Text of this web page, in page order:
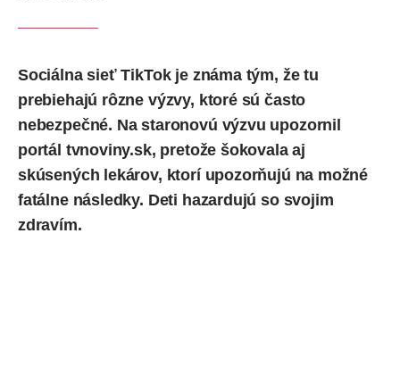
Sociálna sieť TikTok je známa tým, že tu
prebiehajú rôzne výzvy, ktoré sú často
nebezpečné. Na staronovú výzvu upozornil
portál tvnoviny.sk, pretože šokovala aj
skúsených lekárov, ktorí upozorňujú na možné
fatálne následky. Deti hazardujú so svojim
zdravím.